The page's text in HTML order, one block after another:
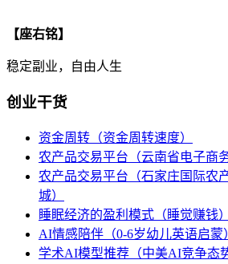
【座右铭】
稳定副业，自由人生
创业干货
资金周转（资金周转速度）
农产品交易平台（云南省电子商
农产品交易平台（石家庄国际农
城）
睡眠经济的盈利模式（睡觉赚钱）
AI情感陪伴（0-6岁幼儿英语启蒙
学术AI模型推荐（中美AI竞争态